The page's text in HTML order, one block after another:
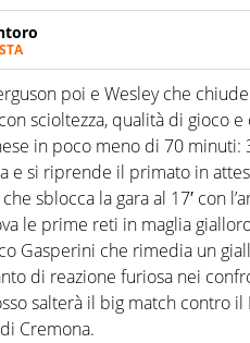
racconta lo sport in
sulle interviste ai
poi e Wesley che
scioltezza, qualità di gioco
in poco meno di 70
e si riprende il primato in
sblocca la gara al 17′ con
le prime reti in maglia
Gasperini che rimedia un
di reazione furiosa nei
salterà il big match contro
Cremona.